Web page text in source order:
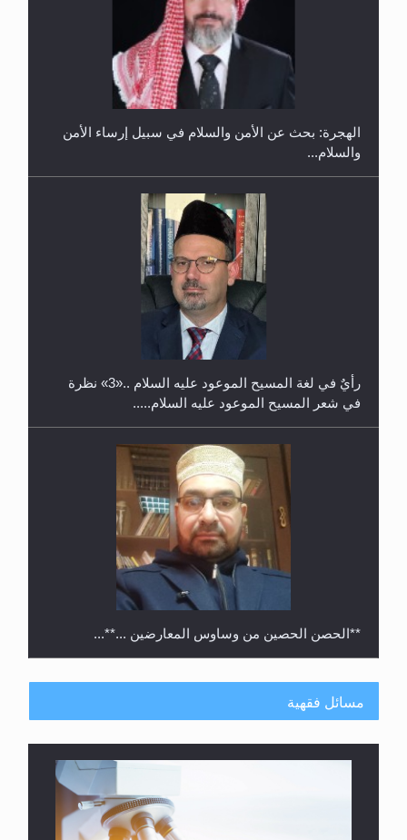
إتمام حفظ القرآن الكريم لثلاثة طلاب من مدرسة الحفظ
حفل توزيع الشهادات في الجامعة الأحمدية بنيجيريا لعام
الهجرة: بحث عن الأمن والسلام في سبيل إرساء الأمن
والسلام...
رأيٌ في لغة المسيح الموعود عليه السلام ..«3» نظرة
في شعر المسيح الموعود عليه السلام.....
**الحصن الحصين من وساوس المعارضين ...**...
مسائل فقهية